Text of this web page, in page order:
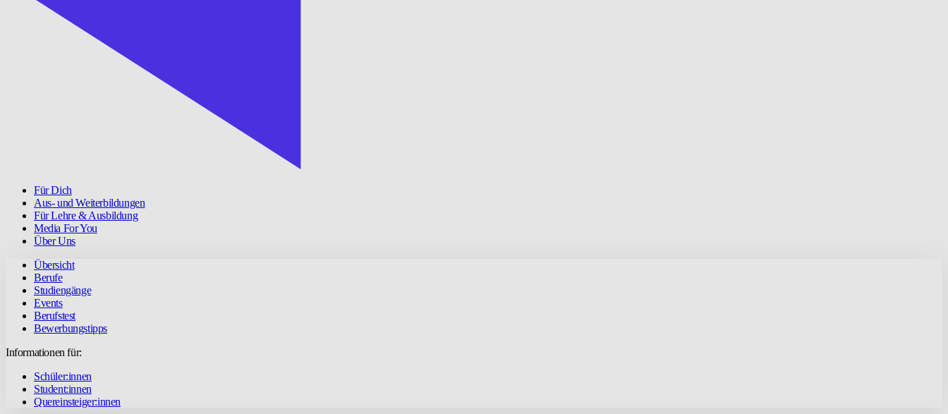
Für Dich
Aus- und Weiterbildungen
Für Lehre & Ausbildung
Media For You
Über Uns
Übersicht
Berufe
Studiengänge
Events
Berufstest
Bewerbungstipps
Informationen für:
Schüler:innen
Student:innen
Quereinsteiger:innen